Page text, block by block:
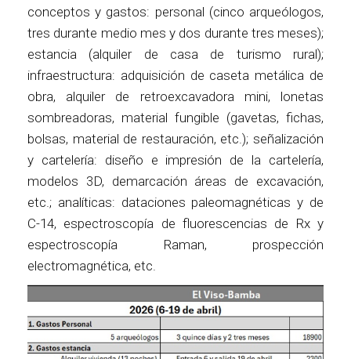
conceptos y gastos: personal (cinco arqueólogos,
tres durante medio mes y dos durante tres meses);
estancia (alquiler de casa de turismo rural);
infraestructura: adquisición de caseta metálica de
obra, alquiler de retroexcavadora mini, lonetas
sombreadoras, material fungible (gavetas, fichas,
bolsas, material de restauración, etc.); señalización
y cartelería: diseño e impresión de la cartelería,
modelos 3D, demarcación áreas de excavación,
etc.; analíticas: dataciones paleomagnéticas y de
C-14, espectroscopía de fluorescencias de Rx y
espectroscopía Raman, prospección
electromagnética, etc.